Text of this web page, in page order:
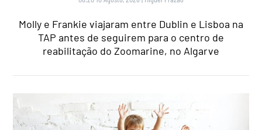
Molly e Frankie viajaram entre Dublin e Lisboa na
TAP antes de seguirem para o centro de
reabilitação do Zoomarine, no Algarve